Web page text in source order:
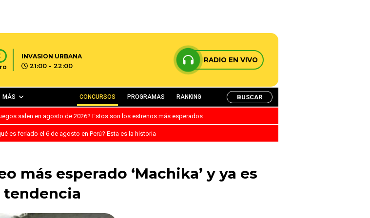
INVASION URBANA
21:00 - 22:00
RADIO EN VIVO
MÁS CONCURSOS PROGRAMAS RANKING BUSCAR
salen en agosto de 2026? Estos son los estrenos más esperados
es feriado el 6 de agosto en Perú? Esta es la historia
más esperado ‘Machika’ y ya es
tendencia